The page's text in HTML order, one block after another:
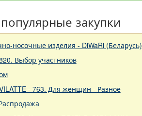
закупки
носочные изделия - DiWaRi (Беларусь)
Выбор участников
- 763. Для женщин - Разное